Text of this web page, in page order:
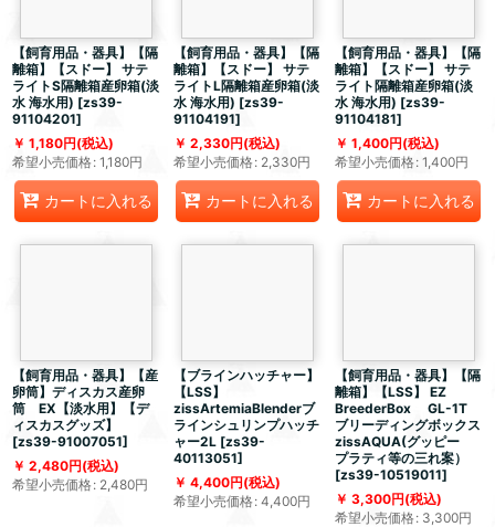
【飼育用品・器具】【隔
離箱】【スドー】 サテ
ライトS隔離箱産卵箱(淡
水 海水用) [zs39-
91104201]
1,180円(税込)
希望小売価格: 1,180円
カートに入れる
【飼育用品・器具】【隔
離箱】【スドー】 サテ
ライトL隔離箱産卵箱(淡
水 海水用) [zs39-
91104191]
2,330円(税込)
希望小売価格: 2,330円
カートに入れる
【飼育用品・器具】【隔
離箱】【スドー】 サテ
ライト隔離箱産卵箱(淡
水 海水用) [zs39-
91104181]
1,400円(税込)
希望小売価格: 1,400円
カートに入れる
【飼育用品・器具】【産
卵筒】ディスカス産卵
筒 EX【淡水用】【デ
ィスカスグッズ】
[zs39-91007051]
2,480円(税込)
希望小売価格: 2,480円
【ブラインハッチャー】
【LSS】
zissArtemiaBlenderブ
ラインシュリンプハッチ
ャー2L [zs39-
40113051]
4,400円(税込)
希望小売価格: 4,400円
【飼育用品・器具】【隔
離箱】【LSS】 EZ
BreederBox GL-1T
ブリーディングボックス
zissAQUA(グッピー
プラティ等の三れ案）
[zs39-10519011]
3,300円(税込)
希望小売価格: 3,300円